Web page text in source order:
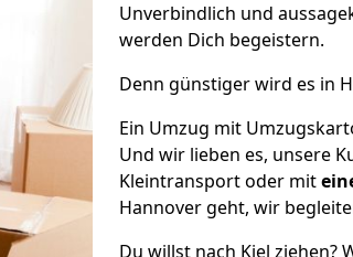
Unverbindlich und
werden Dich begeistern.
Denn günstiger wird es in
Ein Umzug mit
Und wir lieben es, unsere
Kleintransport oder mit
Hannover geht, wir
Du willst nach Kiel ziehen?